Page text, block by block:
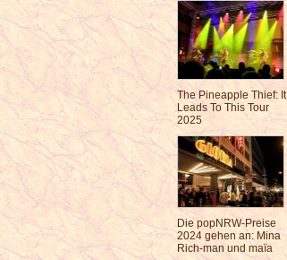
The Pineapple Thief: It
Leads To This Tour
2025
Die popNRW-Preise
2024 gehen an: Mina
Rich-man und maïa